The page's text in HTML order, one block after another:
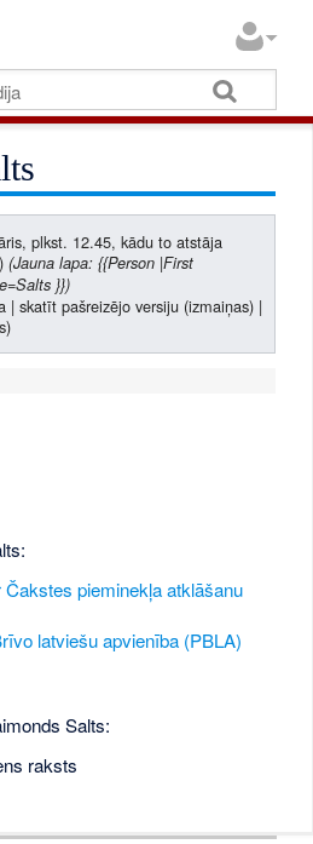
plkst. 12.45, kādu to atstāja
) (Jauna lapa: {{Person |First
}})
skatīt pašreizējo versiju (izmaiņas) |
pieminekļa atklāšanu
latviešu apvienība (PBLA)
Salts:
raksts